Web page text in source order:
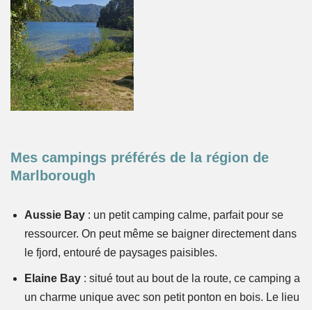
Mes campings préférés de la région de
Marlborough
Aussie Bay : un petit camping calme, parfait pour se
ressourcer. On peut même se baigner directement dans
le fjord, entouré de paysages paisibles.
Elaine Bay : situé tout au bout de la route, ce camping a
un charme unique avec son petit ponton en bois. Le lieu